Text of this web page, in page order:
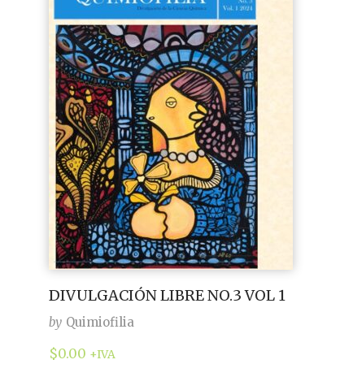
DIVULGACIÓN LIBRE NO.3 VOL 1
by Quimiofilia
$0.00 +IVA